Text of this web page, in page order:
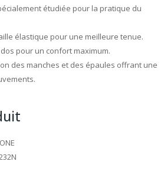
étudiée pour la pratique du
élastique pour une meilleure tenue.
pour un confort maximum.
des manches et des épaules offrant une